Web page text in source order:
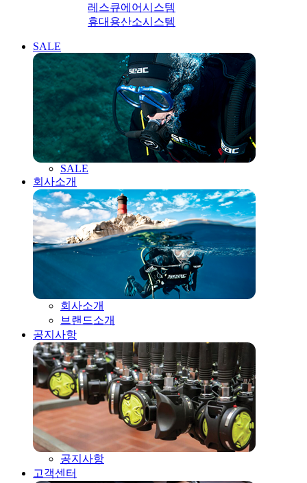
레스큐에어시스템
휴대용산소시스템
SALE
SALE
회사소개
회사소개
브랜드소개
공지사항
공지사항
고객센터